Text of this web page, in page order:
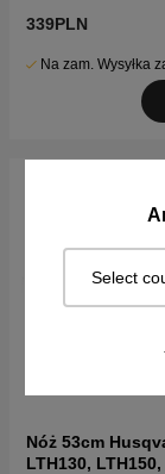
Select
339PLN
Na zam. Wysyłka
Nóż 53cm
LTH130,